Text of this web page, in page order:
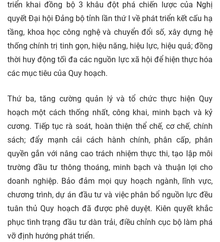
triển khai đồng bộ 3 khâu đột phá chiến lược của Nghị
quyết Đại hội Đảng bộ tỉnh lần thứ I về phát triển kết cấu hạ
tầng, khoa học công nghệ và chuyển đổi số, xây dựng hệ
thống chính trị tinh gọn, hiệu năng, hiệu lực, hiệu quả; đồng
thời huy động tối đa các nguồn lực xã hội để hiện thực hóa
các mục tiêu của Quy hoạch.
Thứ ba, tăng cường quản lý và tổ chức thực hiện Quy
hoạch một cách thống nhất, công khai, minh bạch và kỷ
cương. Tiếp tục rà soát, hoàn thiện thể chế, cơ chế, chính
sách; đẩy mạnh cải cách hành chính, phân cấp, phân
quyền gắn với nâng cao trách nhiệm thực thi, tạo lập môi
trường đầu tư thông thoáng, minh bạch và thuận lợi cho
doanh nghiệp. Bảo đảm mọi quy hoạch ngành, lĩnh vực,
chương trình, dự án đầu tư và việc phân bổ nguồn lực đều
tuân thủ Quy hoạch đã được phê duyệt. Kiên quyết khắc
phục tình trạng đầu tư dàn trải, điều chỉnh cục bộ làm phá
vỡ định hướng phát triển.